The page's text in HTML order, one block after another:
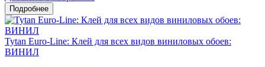
Tytan Euro-Line: Клей для всех видов виниловых обоев:
ВИНИЛ